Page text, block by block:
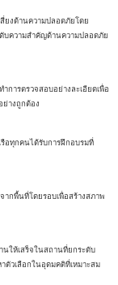
ยงด้านความปลอดภัยโดย
บความสำคัญด้านความปลอดภัย
การตรวจสอบอย่างละเอียดเพื่อ
ย่างถูกต้อง
อทุกคนได้รับการฝึกอบรมที่
กพื้นที่โดยรอบเพื่อสร้างสภาพ
นให้เสร็จในสถานที่ยกระดับ
ตัวเลือกในอุดมคติที่เหมาะสม